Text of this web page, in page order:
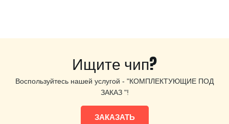
Ищите чип?
Воспользуйтесь нашей услугой - "КОМПЛЕКТУЮЩИЕ ПОД
ЗАКАЗ "!
ЗАКАЗАТЬ